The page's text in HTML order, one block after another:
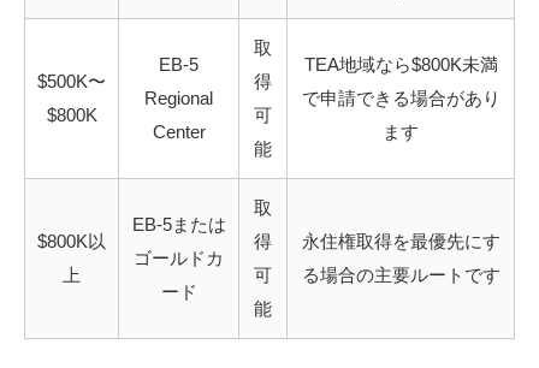
$500K〜
$800K
EB-5
Regional
Center
取
得
可
能
TEA地域なら$800K未満
で申請できる場合があり
ます
$800K以
上
EB-5または
ゴールドカ
ード
取
得
可
能
永住権取得を最優先にす
る場合の主要ルートです